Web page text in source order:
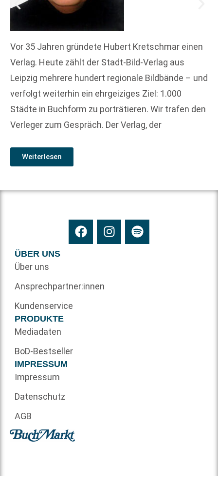
Vor 35 Jahren gründete Hubert Kretschmar einen
Verlag. Heute zählt der Stadt-Bild-Verlag aus
Leipzig mehrere hundert regionale Bildbände – und
verfolgt weiterhin ein ehrgeiziges Ziel: 1.000
Städte in Buchform zu porträtieren. Wir trafen den
Verleger zum Gespräch. Der Verlag, der
Weiterlesen
ÜBER UNS
Über uns
Ansprechpartner:innen
Kundenservice
PRODUKTE
Mediadaten
BoD-Bestseller
IMPRESSUM
Impressum
Datenschutz
AGB